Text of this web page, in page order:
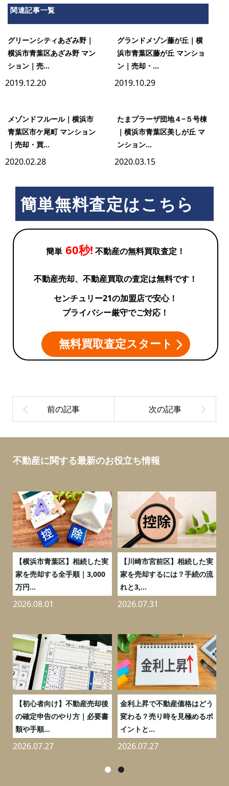
関連記事一覧
グリーンシティあざみ野｜
横浜市青葉区あざみ野 マン
ション｜売...
2019.12.20
グランドメゾン藤が丘｜横
浜市青葉区藤が丘 マンショ
ン｜売却・...
2019.10.29
メゾンドフルール｜横浜市
青葉区市ケ尾町 マンション
｜売却・買...
2020.02.28
たまプラーザ団地４−５号棟
｜横浜市青葉区美しが丘 マ
ンション...
2020.03.15
簡単無料査定はこちら
簡単 60秒! 不動産の無料買取査定！
不動産売却、不動産買取の査定は無料です！
センチュリー21の加盟店で安心！
プライバシー厳守でご対応！
無料買取査定スタート
不動産に関する最新のお役立ち情報
【横浜市青葉区】相続した実
家を売却する全手順｜3,000
万円...
2026.08.01
【川崎市宮前区】相続した実
家を売却するには？手続の流
れと3,...
2026.07.31
【初心者向け】不動産売却後
の確定申告のやり方｜必要書
類や手順...
2026.07.27
金利上昇で不動産価格はどう
変わる？売り時を見極めるポ
イントと...
2026.07.27